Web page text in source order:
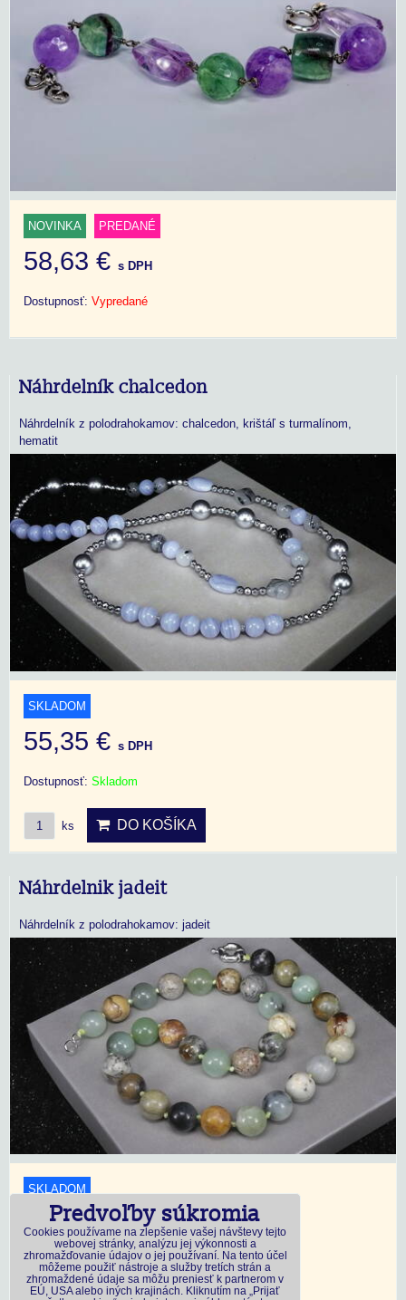
NOVINKA PREDANÉ
58,63 € s DPH
Dostupnosť: Vypredané
Náhrdelník chalcedon
Náhrdelník z polodrahokamov: chalcedon, krištáľ s turmalínom,
hematit
SKLADOM
55,35 € s DPH
Dostupnosť: Skladom
ks DO KOŠÍKA
Náhrdelnik jadeit
Náhrdelník z polodrahokamov: jadeit
SKLADOM
18,45 €s DPH
Dostupnosť:Skladom
Predvoľby súkromia
Cookies používame na zlepšenie vašej návštevy tejto
webovej stránky, analýzu jej výkonnosti a
zhromažďovanie údajov o jej používaní. Na tento účel
môžeme použiť nástroje a služby tretích strán a
zhromaždené údaje sa môžu preniesť k partnerom v
EÚ, USA alebo iných krajinách. Kliknutím na „Prijať